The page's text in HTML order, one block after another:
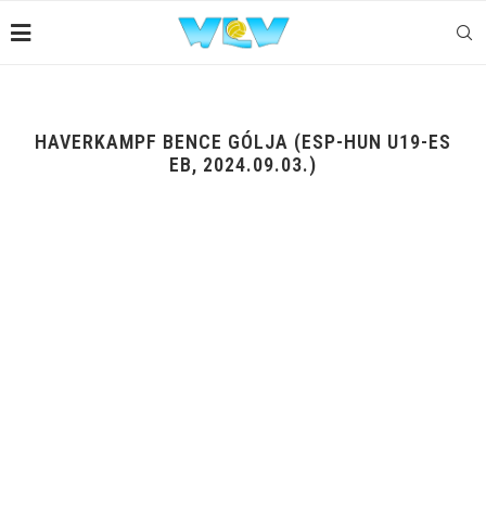
HAVERKAMPF BENCE GÓLJA (ESP-HUN U19-ES
EB, 2024.09.03.)